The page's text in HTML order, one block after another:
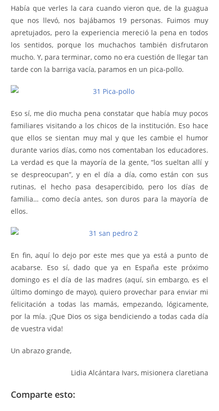
Había que verles la cara cuando vieron que, de la guagua
que nos llevó, nos bajábamos 19 personas. Fuimos muy
apretujados, pero la experiencia mereció la pena en todos
los sentidos, porque los muchachos también disfrutaron
mucho. Y, para terminar, como no era cuestión de llegar tan
tarde con la barriga vacía, paramos en un pica-pollo.
Eso sí, me dio mucha pena constatar que había muy pocos
familiares visitando a los chicos de la institución. Eso hace
que ellos se sientan muy mal y que les cambie el humor
durante varios días, como nos comentaban los educadores.
La verdad es que la mayoría de la gente, “los sueltan allí y
se despreocupan”, y en el día a día, como están con sus
rutinas, el hecho pasa desapercibido, pero los días de
familia… como decía antes, son duros para la mayoría de
ellos.
En fin, aquí lo dejo por este mes que ya está a punto de
acabarse. Eso sí, dado que ya en España este próximo
domingo es el día de las madres (aquí, sin embargo, es el
último domingo de mayo), quiero provechar para enviar mi
felicitación a todas las mamás, empezando, lógicamente,
por la mía. ¡Que Dios os siga bendiciendo a todas cada día
de vuestra vida!
Un abrazo grande,
Lidia Alcántara Ivars, misionera claretiana
Comparte esto: